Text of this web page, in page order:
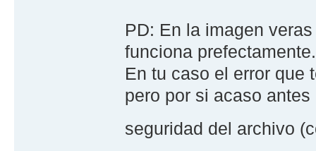
PD: En la imagen
funciona prefectamente.
En tu caso el error que
pero por si acaso
seguridad del archivo